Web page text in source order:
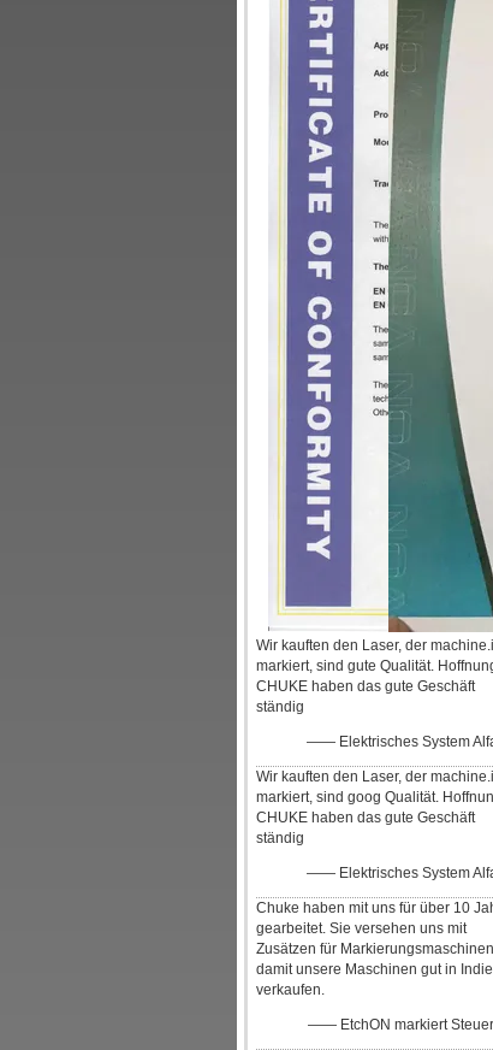
Wir kauften den Laser, der
markiert, sind gute Qualität.
CHUKE haben das gute Geschäft
ständig
—— Elektrisches System
Wir kauften den Laser, der
markiert, sind goog Qualität.
CHUKE haben das gute Geschäft
ständig
—— Elektrisches System
Chuke haben mit uns für über 10
gearbeitet. Sie versehen uns mit
Zusätzen für
damit unsere Maschinen gut in
verkaufen.
—— EtchON markiert